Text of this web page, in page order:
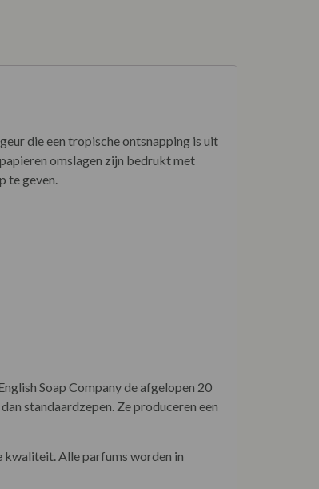
die een tropische ontsnapping is uit
omslagen zijn bedrukt met
te geven.
Soap Company de afgelopen 20
standaardzepen. Ze produceren een
kwaliteit. Alle parfums worden in